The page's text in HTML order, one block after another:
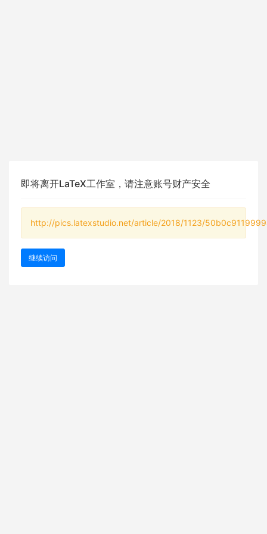
即将离开LaTeX工作室，请注意账号财产安全
http://pics.latexstudio.net/article/2018/1123/
继续访问